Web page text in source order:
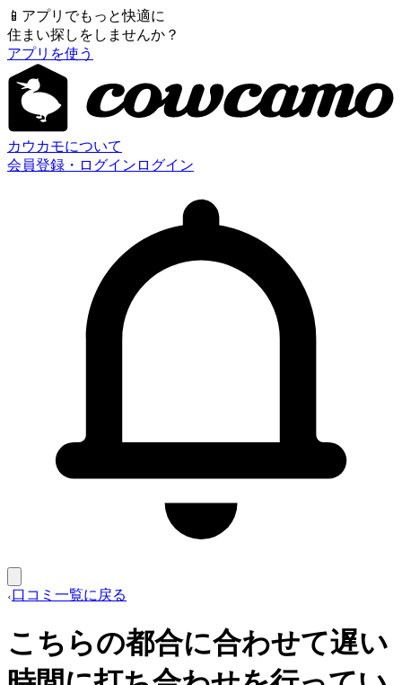
📱 アプリでもっと快適に
住まい探しをしませんか？
アプリを使う
カウカモについて
会員登録・ログイン ログイン
口コミ一覧に戻る
こちらの都合に合わせて遅い